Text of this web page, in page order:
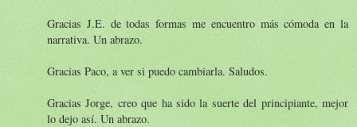
Gracias J.E. de todas formas me encuentro más cómoda en la
narrativa. Un abrazo.
Gracias Paco, a ver si puedo cambiarla. Saludos.
Gracias Jorge, creo que ha sido la suerte del principiante, mejor
lo dejo así. Un abrazo.